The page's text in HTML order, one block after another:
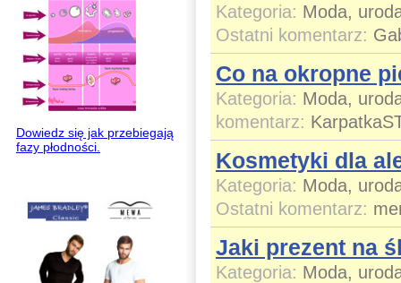
Dowiedz się jak przebiegają
fazy płodności.
Kategoria: Moda,
Ostatni komentarz:
Co na okropne
Kategoria: Moda,
komentarz:
Kosmetyki dla
Kategoria: Moda,
Ostatni komentarz:
Jaki prezent na
Kategoria: Moda,